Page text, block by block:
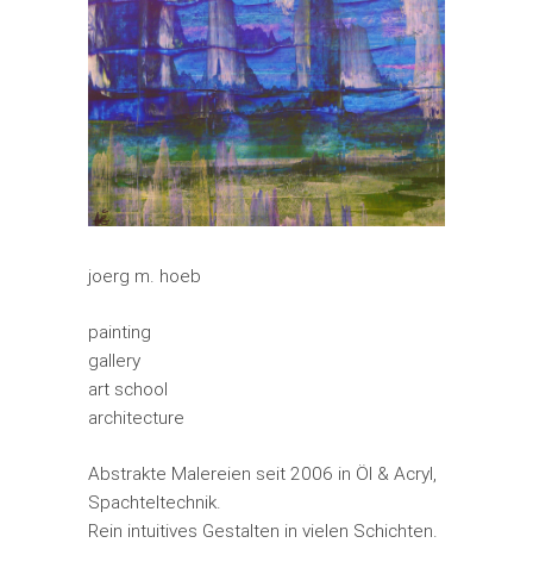
joerg m. hoeb
painting
gallery
art school
architecture
Abstrakte Malereien seit 2006 in Öl & Acryl,
Spachteltechnik.
Rein intuitives Gestalten in vielen Schichten.